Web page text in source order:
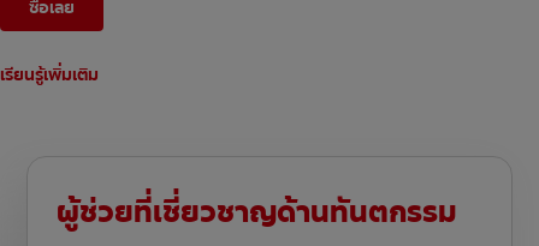
ซื้อเลย
เรียนรู้เพิ่มเติม
ผู้ช่วยที่เชี่ยวชาญด้านทันตกรรม